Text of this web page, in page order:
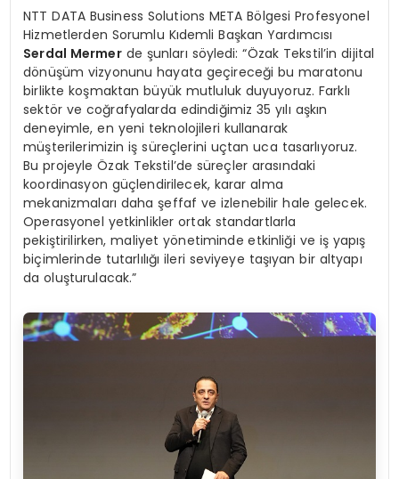
NTT DATA Business Solutions META Bölgesi Profesyonel
Hizmetlerden Sorumlu Kıdemli Başkan Yardımcısı
Serdal Mermerde şunları söyledi: “Özak Tekstil’in dijital
dönüşüm vizyonunu hayata geçireceği bu maratonu
birlikte koşmaktan büyük mutluluk duyuyoruz. Farklı
sektör ve coğrafyalarda edindiğimiz 35 yılı aşkın
deneyimle, en yeni teknolojileri kullanarak
müşterilerimizin iş süreçlerini uçtan uca tasarlıyoruz.
Bu projeyle Özak Tekstil’de süreçler arasındaki
koordinasyon güçlendirilecek, karar alma
mekanizmaları daha şeffaf ve izlenebilir hale gelecek.
Operasyonel yetkinlikler ortak standartlarla
pekiştirilirken, maliyet yönetiminde etkinliği ve iş yapış
biçimlerinde tutarlılığı ileri seviyeye taşıyan bir altyapı
da oluşturulacak.”